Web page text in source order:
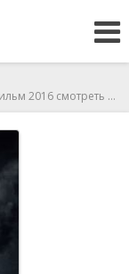
смотреть онлайн